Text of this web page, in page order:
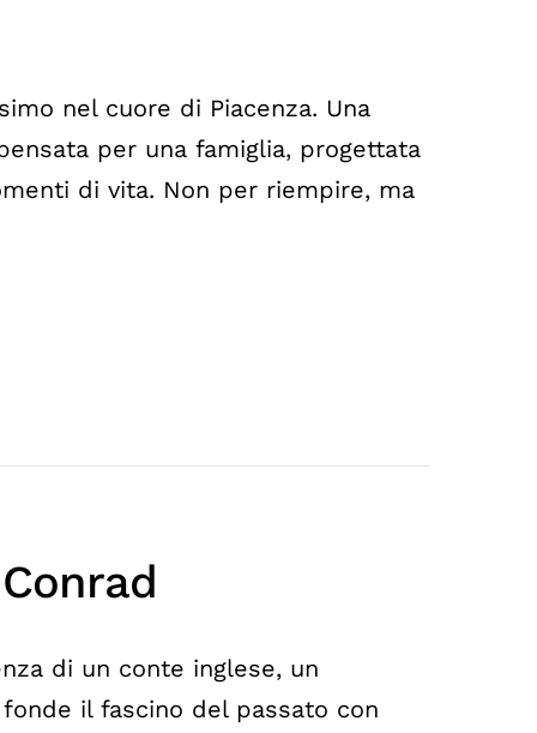
nel cuore di Piacenza. Una
per una famiglia, progettata
di vita. Non per riempire, ma
di un conte inglese, un
il fascino del passato con